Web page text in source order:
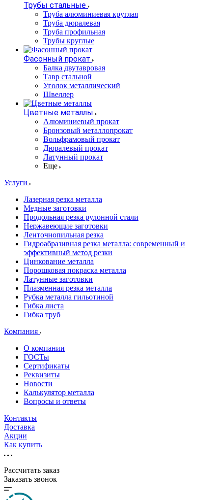
Трубы стальные
Труба алюминиевая круглая
Труба дюралевая
Труба профильная
Трубы круглые
Фасонный прокат
Балка двутавровая
Тавр стальной
Уголок металлический
Швеллер
Цветные металлы
Алюминиевый прокат
Бронзовый металлопрокат
Вольфрамовый прокат
Дюралевый прокат
Латунный прокат
Еще
Услуги
Лазерная резка металла
Медные заготовки
Продольная резка рулонной стали
Нержавеющие заготовки
Ленточнопильная резка
Гидроабразивная резка металла: современный и
эффективный метод резки
Цинкование металла
Порошковая покраска металла
Латунные заготовки
Плазменная резка металла
Рубка металла гильотиной
Гибка листа
Гибка труб
Компания
О компании
ГОСТы
Сертификаты
Реквизиты
Новости
Калькулятор металла
Вопросы и ответы
Контакты
Доставка
Акции
Как купить
Рассчитать заказ
Заказать звонок